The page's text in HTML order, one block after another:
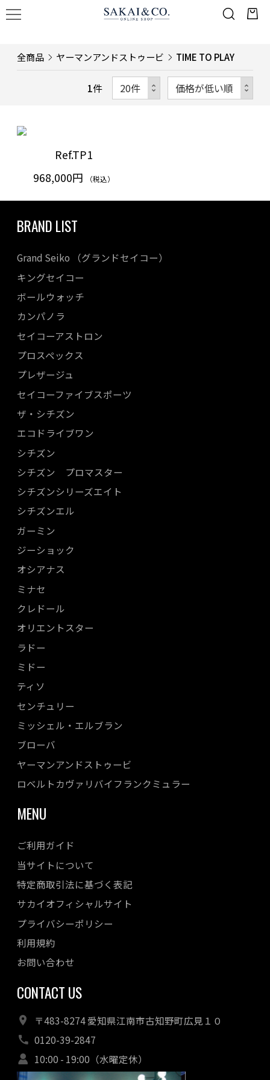
全商品 ヤーマンアンドストゥービ TIME TO PLAY
1件
Ref.TP1
968,000円
（税込）
BRAND LIST
Grand Seiko （グランドセイコー）
キングセイコー
ボールウォッチ
カンパノラ
セイコーアストロン
プロスペックス
プレザージュ
セイコーファイブスポーツ
ザ・シチズン
エコドライブワン
シチズン
シチズン プロマスター
シチズンシリーズエイト
シチズンエル
ガーミン
ジーショック
オシアナス
ミナセ
クレドール
オリエントスター
ラドー
ミドー
ティソ
センチュリー
ミッシェル・エルブラン
ブローバ
ヤーマンアンドストゥービ
ロベルトカヴァリバイフランクミュラー
MENU
ご利用ガイド
当サイトについて
特定商取引法に基づく表記
サカイオフィシャルサイト
プライバシーポリシー
利用規約
お問い合わせ
CONTACT US
〒483-8274 愛知県江南市古知野町広見１０
0120-39-2847
10:00 - 19:00（水曜定休）